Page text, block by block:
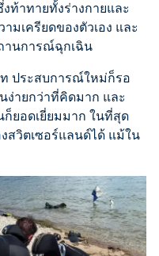
ท้าทายทั้งร่างกายและ
มเครียดของตัวเอง และ
านการณ์ฉุกเฉิน
ท ประสบการณ์ใหม่ก็รอ
ง่ายกว่าที่คิดมาก และ
ยอดเยี่ยมมาก ในที่สุด
สวิตเซอร์แลนด์ได้ แม้ใน